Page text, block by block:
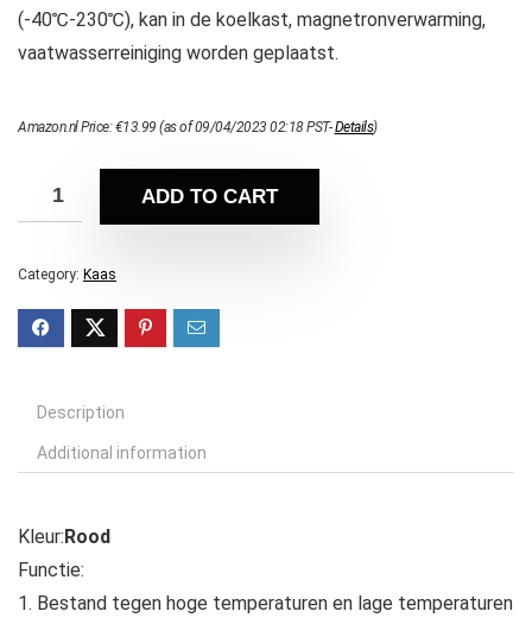
(-40℃-230℃), kan in de koelkast, magnetronverwarming,
vaatwasserreiniging worden geplaatst.
Amazon.nl Price:€13.99 (as of 09/04/2023 02:18 PST-Details)
ADD TO CART
Category: Kaas
Description
Additional information
Kleur:Rood
Functie:
1. Bestand tegen hoge temperaturen en lage temperaturen